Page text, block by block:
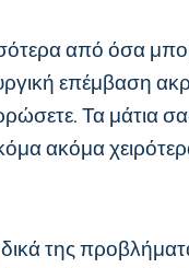
από όσα
επέμβαση
Τα μάτια
ακόμα
της